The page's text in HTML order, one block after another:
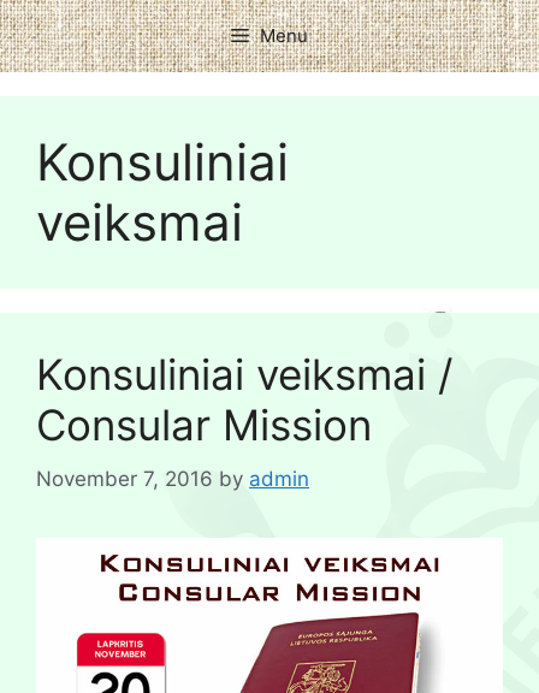
Menu
Konsuliniai
veiksmai
Konsuliniai veiksmai /
Consular Mission
November 7, 2016 by admin